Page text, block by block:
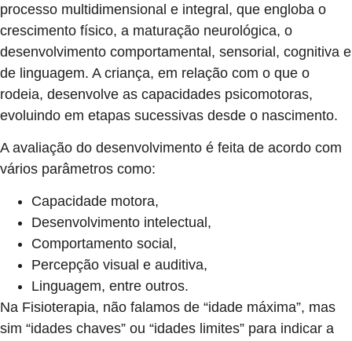
processo multidimensional e integral, que engloba o
crescimento físico, a maturação neurológica, o
desenvolvimento comportamental, sensorial, cognitiva e
de linguagem. A criança, em relação com o que o
rodeia, desenvolve as capacidades psicomotoras,
evoluindo em etapas sucessivas desde o nascimento.
A avaliação do desenvolvimento é feita de acordo com
vários parâmetros como:
Capacidade motora,
Desenvolvimento intelectual,
Comportamento social,
Percepção visual e auditiva,
Linguagem, entre outros.
Na Fisioterapia, não falamos de “idade máxima”, mas
sim “idades chaves” ou “idades limites” para indicar a